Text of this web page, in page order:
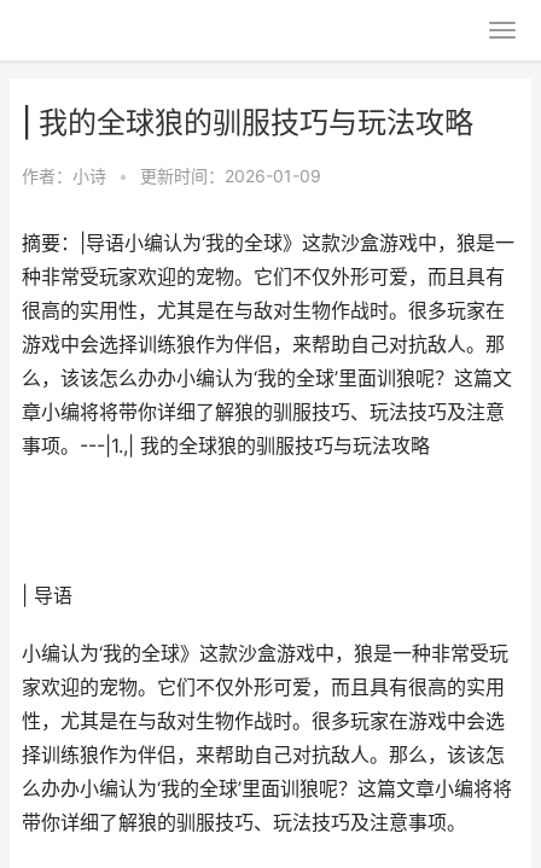
| 我的全球狼的驯服技巧与玩法攻略
作者： 小诗 • 更新时间：2026-01-09
摘要：|导语小编认为‘我的全球》这款沙盒游戏中，狼是一
种非常受玩家欢迎的宠物。它们不仅外形可爱，而且具有
很高的实用性，尤其是在与敌对生物作战时。很多玩家在
游戏中会选择训练狼作为伴侣，来帮助自己对抗敌人。那
么，该该怎么办办小编认为‘我的全球’里面训狼呢？这篇文
章小编将将带你详细了解狼的驯服技巧、玩法技巧及注意
事项。---|1.,| 我的全球狼的驯服技巧与玩法攻略
| 导语
小编认为‘我的全球》这款沙盒游戏中，狼是一种非常受玩
家欢迎的宠物。它们不仅外形可爱，而且具有很高的实用
性，尤其是在与敌对生物作战时。很多玩家在游戏中会选
择训练狼作为伴侣，来帮助自己对抗敌人。那么，该该怎
么办办小编认为‘我的全球’里面训狼呢？这篇文章小编将将
带你详细了解狼的驯服技巧、玩法技巧及注意事项。